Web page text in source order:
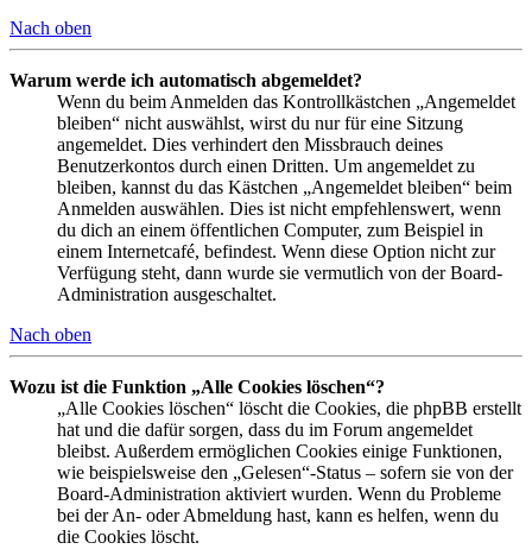
Nach oben
Warum werde ich automatisch abgemeldet?
Wenn du beim Anmelden das Kontrollkästchen „Angemeldet
bleiben“ nicht auswählst, wirst du nur für eine Sitzung
angemeldet. Dies verhindert den Missbrauch deines
Benutzerkontos durch einen Dritten. Um angemeldet zu
bleiben, kannst du das Kästchen „Angemeldet bleiben“ beim
Anmelden auswählen. Dies ist nicht empfehlenswert, wenn
du dich an einem öffentlichen Computer, zum Beispiel in
einem Internetcafé, befindest. Wenn diese Option nicht zur
Verfügung steht, dann wurde sie vermutlich von der Board-
Administration ausgeschaltet.
Nach oben
Wozu ist die Funktion „Alle Cookies löschen“?
„Alle Cookies löschen“ löscht die Cookies, die phpBB erstellt
hat und die dafür sorgen, dass du im Forum angemeldet
bleibst. Außerdem ermöglichen Cookies einige Funktionen,
wie beispielsweise den „Gelesen“-Status – sofern sie von der
Board-Administration aktiviert wurden. Wenn du Probleme
bei der An- oder Abmeldung hast, kann es helfen, wenn du
die Cookies löscht.